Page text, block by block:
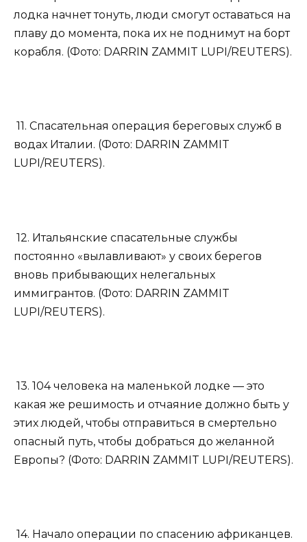
лодка начнет тонуть, люди смогут оставаться на
плаву до момента, пока их не поднимут на борт
корабля. (Фото: DARRIN ZAMMIT LUPI/REUTERS).
11. Спасательная операция береговых служб в
водах Италии. (Фото: DARRIN ZAMMIT
LUPI/REUTERS).
12. Итальянские спасательные службы
постоянно «вылавливают» у своих берегов
вновь прибывающих нелегальных
иммигрантов. (Фото: DARRIN ZAMMIT
LUPI/REUTERS).
13. 104 человека на маленькой лодке — это
какая же решимость и отчаяние должно быть у
этих людей, чтобы отправиться в смертельно
опасный путь, чтобы добраться до желанной
Европы? (Фото: DARRIN ZAMMIT LUPI/REUTERS).
14. Начало операции по спасению африканцев.